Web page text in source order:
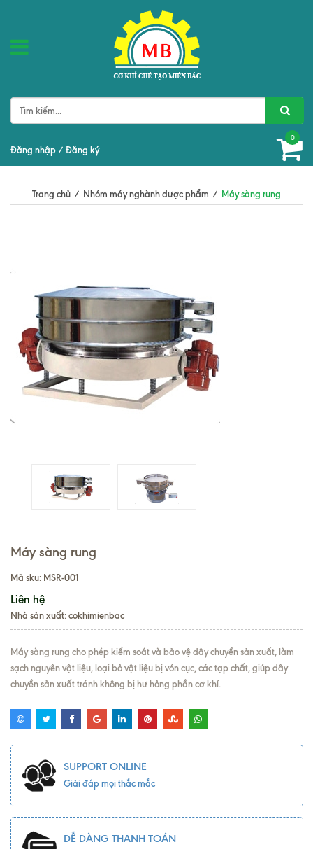
0
Đăng nhập / Đăng ký
Trang chủ / Nhóm máy nghành dược phẩm / Máy sàng rung
Máy sàng rung
Mã sku: MSR-001
Liên hệ
Nhà sản xuất: cokhimienbac
Máy sàng rung cho phép kiểm soát và bảo vệ dây chuyền sản xuất, làm
sạch nguyên vật liệu, loại bỏ vật liệu bị vón cục, các tạp chất, giúp dây
chuyền sản xuất tránh không bị hư hỏng phần cơ khí.
SUPPORT ONLINE
Giải đáp mọi thắc mắc
DỄ DÀNG THANH TOÁN